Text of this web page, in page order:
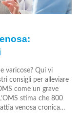
varicose? Qui vi
consigli per alleviare
come un grave
stima che 800
venosa cronica…